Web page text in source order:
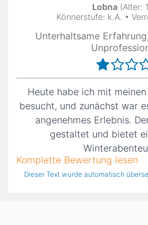
Lobna(Alter:
Könnerstufe: k.A. •
Unterhaltsame
Heute habe ich mit
besucht, und zunächst war
angenehmes Erlebnis.
gestaltet und bietet
Komplette Bewertung lesen
Dieser Text wurde automatisch